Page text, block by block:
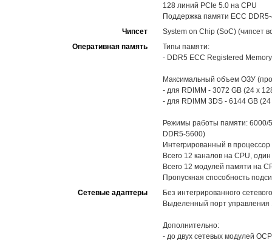
128 линий PCIe 5.0 на CPU
Поддержка памяти ECC
Чипсет
System on Chip (SoC) (чипсет
Оперативная память
Типы памяти:
- DDR5 ECC Registered
Максимальный объем ОЗУ
- для RDIMM - 3072 GB (24 x
- для RDIMM 3DS - 6144 GB
Режимы работы памяти: 6000/
DDR5-5600)
Интегрированный в
Всего 12 каналов на CPU,
Всего 12 модулей памяти на
Пропускная способность
Сетевые адаптеры
Без интегрированного
Выделенный порт управления
Дополнительно:
- до двух сетевых модулей